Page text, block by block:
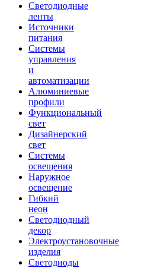
Светодиодные
ленты
Источники
питания
Системы
управления
и
автоматизации
Алюминиевые
профили
Функциональный
свет
Дизайнерский
свет
Системы
освещения
Наружное
освещение
Гибкий
неон
Светодиодный
декор
Электроустановочные
изделия
Светодиоды